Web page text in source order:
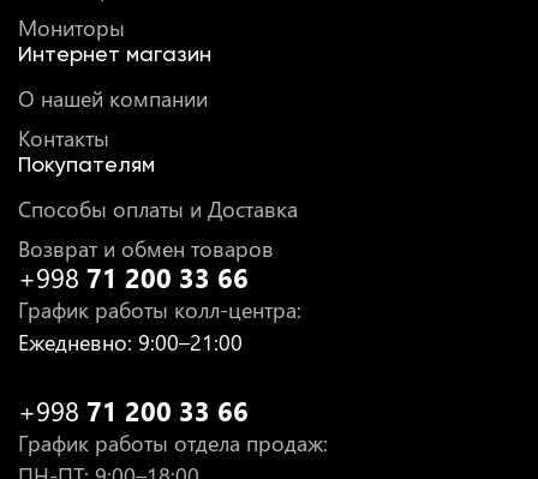
Мониторы
Интернет магазин
О нашей компании
Контакты
Покупателям
Способы оплаты и Доставка
Возврат и обмен товаров
+998 71 200 33 66
График работы колл-центра:
Ежедневно: 9:00–21:00
+998 71 200 33 66
График работы отдела продаж: